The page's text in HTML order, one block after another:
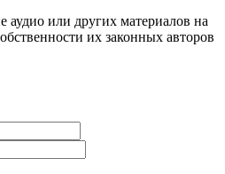
аудио или других материалов на
их законных авторов